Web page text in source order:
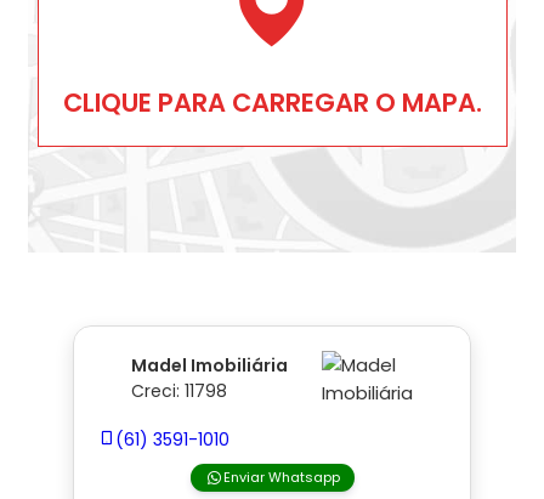
CLIQUE PARA CARREGAR O MAPA.
Madel Imobiliária
Creci: 11798
(61) 3591-1010
Enviar Whatsapp